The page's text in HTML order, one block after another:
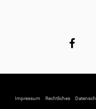
Impressum Rechtliches